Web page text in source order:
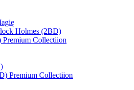
Holmes (2BD)
Collectiion
Premium Collectiion